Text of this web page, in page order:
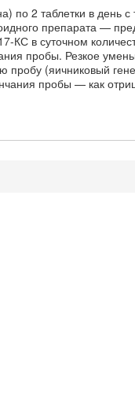
по 2 таблетки в
препарата —
КС в суточном
пробы. Резкое
пробу (яичниковый
пробы — как